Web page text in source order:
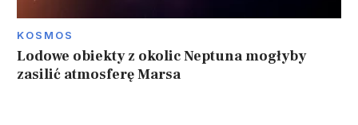
KOSMOS
Lodowe obiekty z okolic Neptuna mogłyby
zasilić atmosferę Marsa